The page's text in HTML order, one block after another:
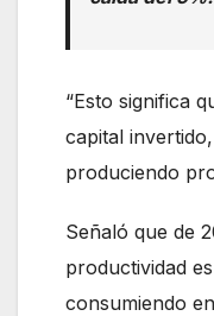
“Esto significa
capital
produciendo
Señaló que de
productividad
consumiendo